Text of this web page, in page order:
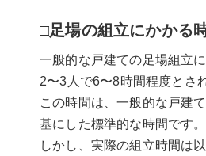
□足場の組立にかかる
一般的な戸建ての足場組立
2〜3人で6〜8時間程度とさ
この時間は、一般的な戸建
基にした標準的な時間です。
しかし、実際の組立時間は